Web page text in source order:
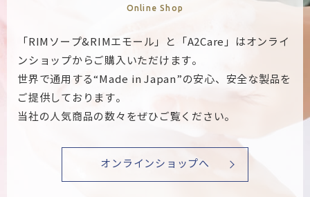
Online Shop
「RIMソープ&RIMエモール」と「A2Care」はオンライ
ンショップからご購入いただけます。
世界で通用する“Made in Japan”の安心、安全な製品を
ご提供しております。
当社の人気商品の数々をぜひご覧ください。
オンラインショップへ